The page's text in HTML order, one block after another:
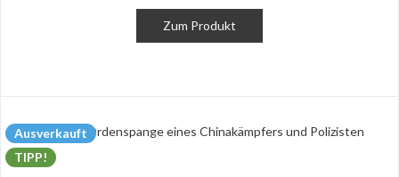
Zum Produkt
Ausverkauft
TIPP!